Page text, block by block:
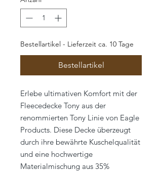
Bestellartikel - Lieferzeit ca. 10 Tage
Bestellartikel
Erlebe ultimativen Komfort mit der
Fleecedecke Tony aus der
renommierten Tony Linie von Eagle
Products. Diese Decke überzeugt
durch ihre bewährte Kuschelqualität
und eine hochwertige
Materialmischung aus 35%